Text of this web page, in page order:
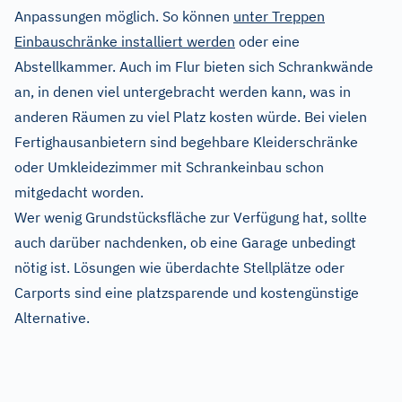
Anpassungen möglich. So können unter Treppen
Einbauschränke installiert werden oder eine
Abstellkammer. Auch im Flur bieten sich Schrankwände
an, in denen viel untergebracht werden kann, was in
anderen Räumen zu viel Platz kosten würde. Bei vielen
Fertighausanbietern sind begehbare Kleiderschränke
oder Umkleidezimmer mit Schrankeinbau schon
mitgedacht worden.
Wer wenig Grundstücksfläche zur Verfügung hat, sollte
auch darüber nachdenken, ob eine Garage unbedingt
nötig ist. Lösungen wie überdachte Stellplätze oder
Carports sind eine platzsparende und kostengünstige
Alternative.